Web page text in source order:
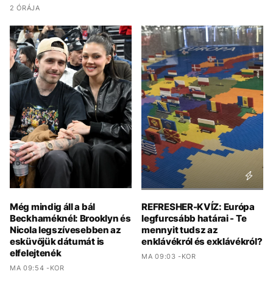
2 ÓRÁJA
Még mindig áll a bál
Beckhaméknél: Brooklyn és
Nicola legszívesebben az
esküvőjük dátumát is
elfelejtenék
MA 09:54 -KOR
REFRESHER-KVÍZ: Európa
legfurcsább határai - Te
mennyit tudsz az
enklávékról és exklávékról?
MA 09:03 -KOR